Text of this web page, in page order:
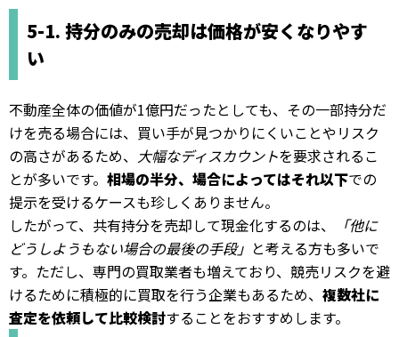
5-1. 持分のみの売却は価格が安くなりやす
い
不動産全体の価値が1億円だったとしても、その一部持分だ
けを売る場合には、買い手が見つかりにくいことやリスク
の高さがあるため、 大幅なディスカウントを要求されるこ
とが多いです。 相場の半分、場合によってはそれ以下での
提示を受けるケースも珍しくありません。
したがって、共有持分を売却して現金化するのは、
「他に
どうしようもない場合の最後の手段」 と考える方も多いで
す。ただし、専門の買取業者も増えており、競売リスクを避
けるために積極的に買取を行う企業もあるため、 複数社に
査定を依頼して比較検討することをおすすめします。